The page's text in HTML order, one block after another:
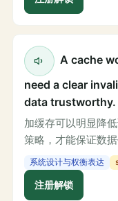
A cache
need a clear
data trustworthy.
加缓存可以明显降
策略，才能保证数据
系统设计与权衡表达
注册解锁